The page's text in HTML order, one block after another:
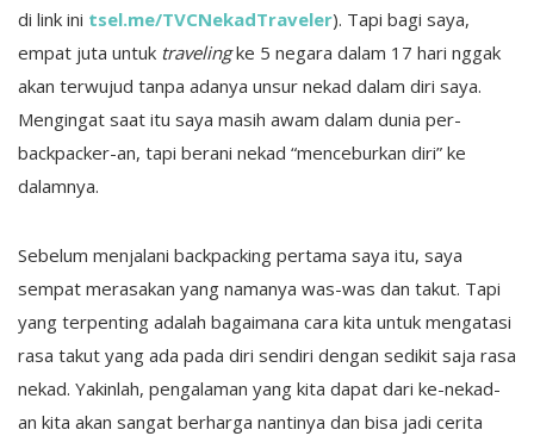
di link ini tsel.me/TVCNekadTraveler). Tapi bagi saya,
empat juta untuk travelingke 5 negara dalam 17 hari nggak
akan terwujud tanpa adanya unsur nekad dalam diri saya.
Mengingat saat itu saya masih awam dalam dunia per-
backpacker-an, tapi berani nekad “menceburkan diri” ke
dalamnya.
Sebelum menjalani backpacking pertama saya itu, saya
sempat merasakan yang namanya was-was dan takut. Tapi
yang terpenting adalah bagaimana cara kita untuk mengatasi
rasa takut yang ada pada diri sendiri dengan sedikit saja rasa
nekad. Yakinlah, pengalaman yang kita dapat dari ke-nekad-
an kita akan sangat berharga nantinya dan bisa jadi cerita